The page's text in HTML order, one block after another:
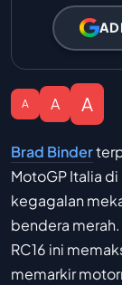
A A A
Brad Binder
MotoGP Italia
kegagalan
bendera
RC16 ini
memarkir